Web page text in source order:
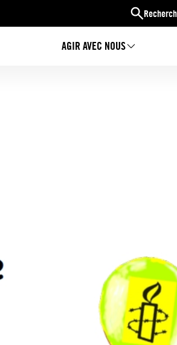
AGIR AVEC NOUS